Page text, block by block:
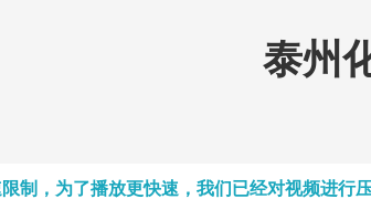
泰州
制，为了播放更快速，我们已经对视频进